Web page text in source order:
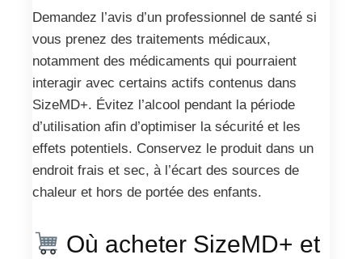
Demandez l’avis d’un professionnel de santé si
vous prenez des traitements médicaux,
notamment des médicaments qui pourraient
interagir avec certains actifs contenus dans
SizeMD+. Évitez l’alcool pendant la période
d’utilisation afin d’optimiser la sécurité et les
effets potentiels. Conservez le produit dans un
endroit frais et sec, à l’écart des sources de
chaleur et hors de portée des enfants.
Où acheter SizeMD+ et